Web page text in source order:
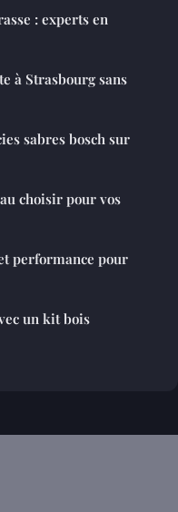
: experts en
à Strasbourg sans
sabres bosch sur
choisir pour vos
performance pour
un kit bois